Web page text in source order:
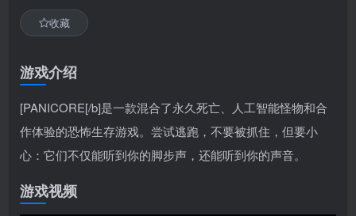
收藏
游戏介绍
[PANICORE[/b]是一款混合了永久死亡、人工智能怪物和合
作体验的恐怖生存游戏。尝试逃跑，不要被抓住，但要小
心：它们不仅能听到你的脚步声，还能听到你的声音。
游戏视频